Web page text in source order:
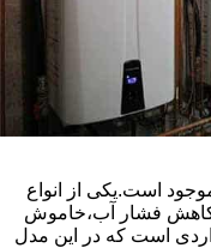
است.یکی از انواع
فشار آب،خاموش
است که در این مدل